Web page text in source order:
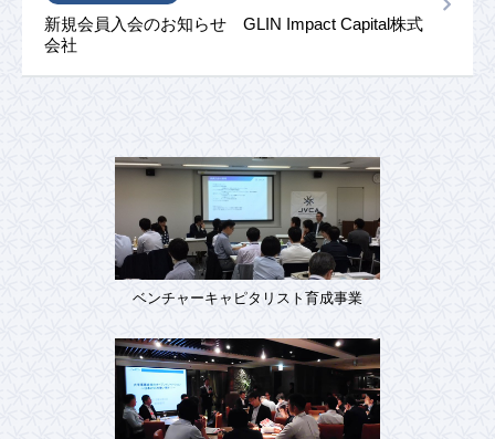
新規会員入会のお知らせ GLIN Impact Capital株式
会社
ベンチャーキャピタリスト育成事業